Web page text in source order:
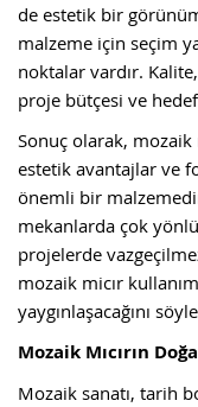
de estetik bir
malzeme için seçim
noktalar vardır.
proje bütçesi ve
Sonuç olarak, mozaik
estetik avantajlar ve
önemli bir
mekanlarda çok
projelerde
mozaik micır
yaygınlaşacağını
Mozaik Mıcırın
Mozaik sanatı, tarih